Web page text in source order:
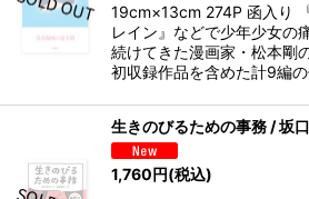
19cm×13cm 274P 函入り
レイン』などで少年少女の
続けてきた漫画家・松本剛
初収録作品を含めた計9編
生きのびるための事務 / 坂
1,760 円(税込)